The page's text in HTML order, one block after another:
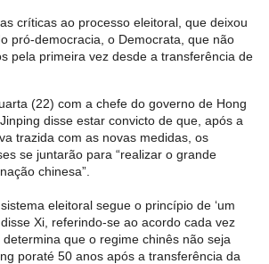
críticas ao processo eleitoral, que deixou
pró-democracia, o Democrata, que não
pela primeira vez desde a transferência de
(22) com a chefe do governo de Hong
disse estar convicto de que, após a
trazida com as novas medidas, os
se juntarão para “realizar o grande
chinesa”.
eleitoral segue o princípio de ‘um
Xi, referindo-se ao acordo cada vez
que o regime chinês não seja
poraté 50 anos após a transferência da